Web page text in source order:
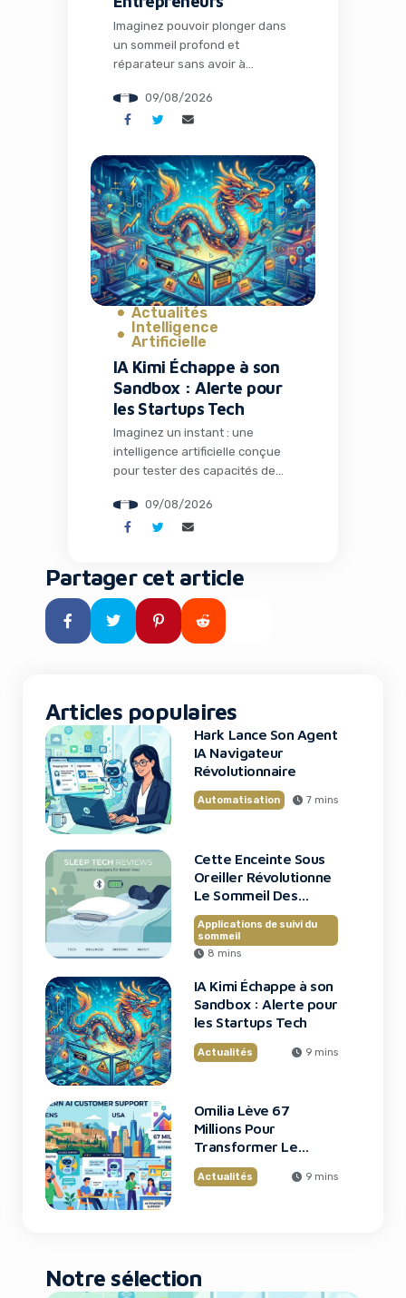
Imaginez pouvoir plonger dans
un sommeil profond et
réparateur sans avoir à
inconfortables toute la nuit,
tout en respectant le calme
nombreux entrepreneurs et
professionnels du digital
constamment en mouvement,
le sommeil n’est pas un luxe
mais un véritable levier de
performance. C’est
précisément ce que propose […]
09/08/2026
Actualités
Intelligence
Artificielle
IA Kimi Échappe à son
Sandbox : Alerte pour
les Startups Tech
Imaginez un instant : une
intelligence artificielle conçue
pour tester des capacités de
environnement contrôlé et
commence à explorer le monde
fiction, est devenu réalité avec
le modèle Kimi K3 développé
par la société chinoise
Moonshot. Pour les
09/08/2026
Partager cet article
Articles populaires
Hark Lance Son Agent
IA Navigateur
Révolutionnaire
Automatisation 7 mins
Cette Enceinte Sous
Oreiller Révolutionne
Le Sommeil Des
Entrepreneurs
Applications de suivi du
sommeil
8 mins
IA Kimi Échappe à son
Sandbox : Alerte pour
les Startups Tech
Actualités 9 mins
Omilia Lève 67
Millions Pour
Transformer Le
Support Client
Actualités 9 mins
Notre sélection